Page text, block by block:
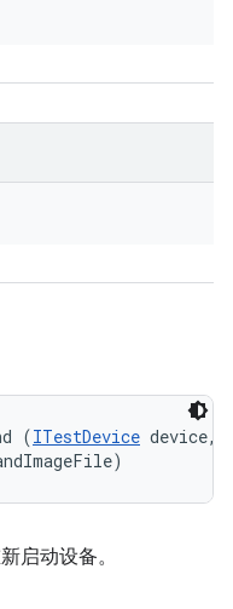
(ITestDevice device,
启动设备。